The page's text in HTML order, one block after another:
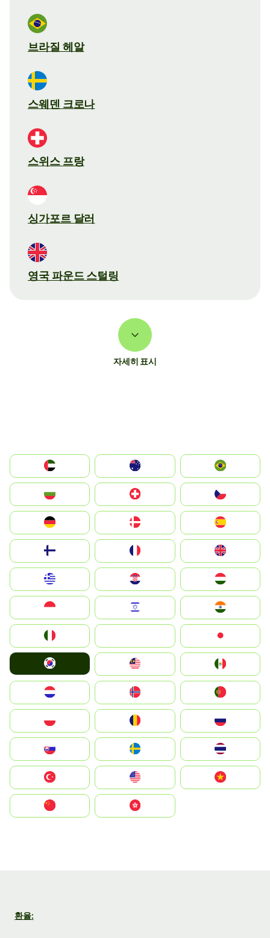
브라질 헤알
스웨덴 크로나
스위스 프랑
싱가포르 달러
영국 파운드 스털링
자세히 표시
الإمارات العربية المتحدة
Switzerland
Deutschland
United Kingdom
Magyarország
South Korea
United States
中國香港特別行政區
환율: